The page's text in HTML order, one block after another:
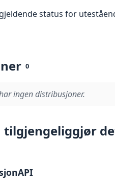
status for
0
ingen distribusjoner.
tilgjengeliggjør